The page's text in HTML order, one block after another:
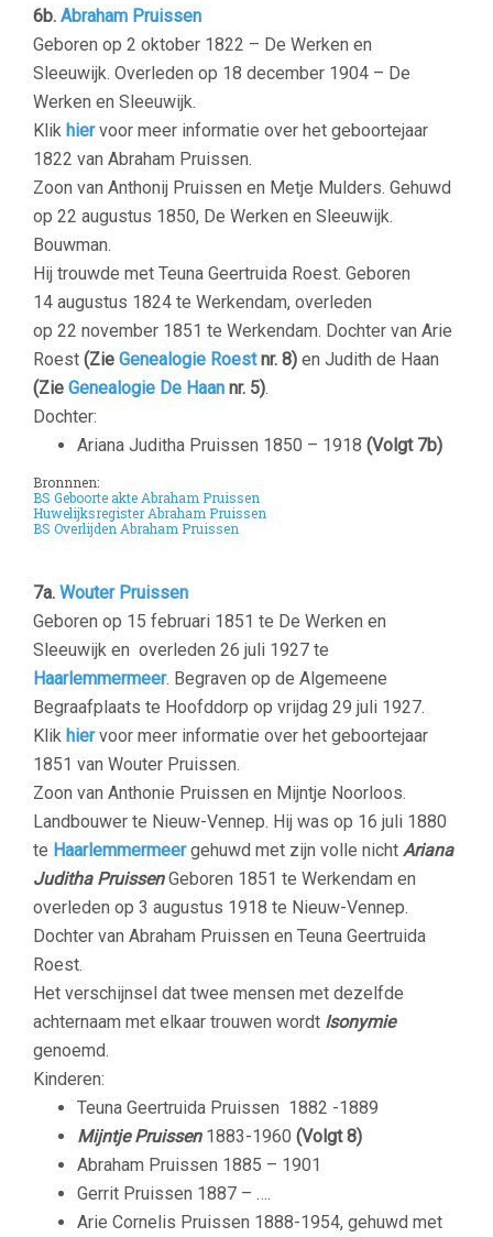
6b. Abraham Pruissen
Geboren op 2 oktober 1822 – De Werken en
Sleeuwijk. Overleden op 18 december 1904 – De
Werken en Sleeuwijk.
Klik hiervoor meer informatie over het geboortejaar
1822 van Abraham Pruissen.
Zoon van Anthonij Pruissen en Metje Mulders. Gehuwd
op 22 augustus 1850, De Werken en Sleeuwijk.
Bouwman.
Hij trouwde met Teuna Geertruida Roest. Geboren
14 augustus 1824 te Werkendam, overleden
op 22 november 1851 te Werkendam. Dochter van Arie
Roest (Zie Genealogie Roestnr. 8) en Judith de Haan
(Zie Genealogie De Haan nr. 5).
Dochter:
Ariana Juditha Pruissen 1850 – 1918 (Volgt 7b)
Bronnnen:
BS Geboorte akte Abraham Pruissen
Huwelijksregister Abraham Pruissen
BS Overlijden Abraham Pruissen
7a. Wouter Pruissen
Geboren op 15 februari 1851 te De Werken en
Sleeuwijk en overleden 26 juli 1927 te
Haarlemmermeer. Begraven op de Algemeene
Begraafplaats te Hoofddorp op vrijdag 29 juli 1927.
Klik hiervoor meer informatie over het geboortejaar
1851 van Wouter Pruissen.
Zoon van Anthonie Pruissen en Mijntje Noorloos.
Landbouwer te Nieuw-Vennep. Hij was op 16 juli 1880
te Haarlemmermeer gehuwd met zijn volle nicht Ariana
Juditha PruissenGeboren 1851 te Werkendam en
overleden op 3 augustus 1918 te Nieuw-Vennep.
Dochter van Abraham Pruissen en Teuna Geertruida
Roest.
Het verschijnsel dat twee mensen met dezelfde
achternaam met elkaar trouwen wordt Isonymie
genoemd.
Kinderen:
Teuna Geertruida Pruissen 1882 -1889
Mijntje Pruissen 1883-1960 (Volgt 8)
Abraham Pruissen 1885 – 1901
Gerrit Pruissen 1887 – ….
Arie Cornelis Pruissen 1888-1954, gehuwd met